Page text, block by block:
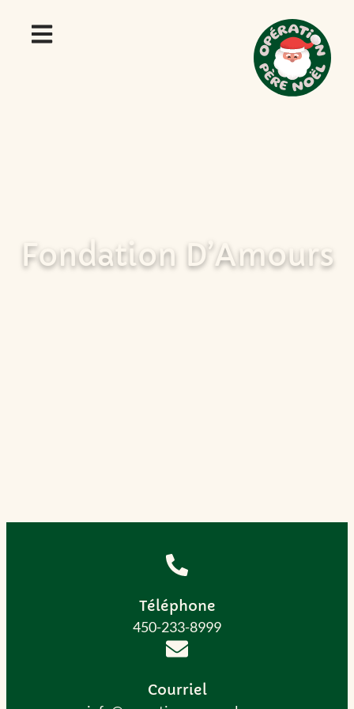
Fondation D’Amours
Téléphone
450-233-8999
Courriel